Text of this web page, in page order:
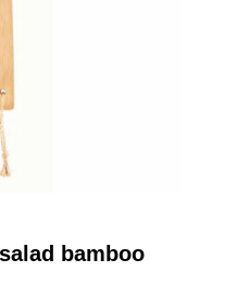
bamboo